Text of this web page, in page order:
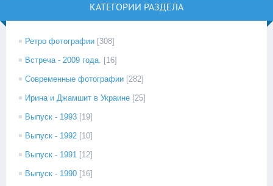
КАТЕГОРИИ РАЗДЕЛА
Ретро фотографии [308]
Встреча - 2009 года. [16]
Современные фотографии [282]
Ирина и Джамшит в Украине [25]
Выпуск - 1993 [19]
Выпуск - 1992 [10]
Выпуск - 1991 [12]
Выпуск - 1990 [16]